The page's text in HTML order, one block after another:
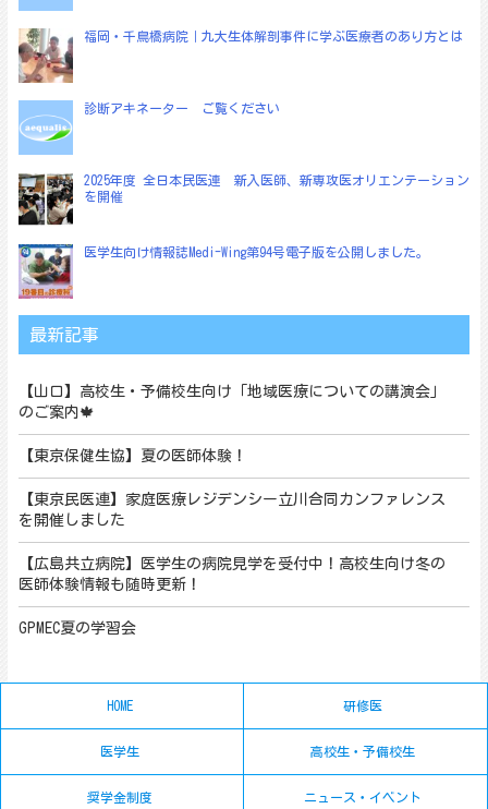
ョ
ン
福岡・千鳥橋病院｜九大生体解剖事件に学ぶ医療者のあり方とは
診断アキネーター ご覧ください
2025年度 全日本民医連 新入医師、新専攻医オリエンテーション
を開催
医学生向け情報誌Medi-Wing第94号電子版を公開しました。
最新記事
【山口】高校生・予備校生向け「地域医療についての講演会」
のご案内🍁
【東京保健生協】夏の医師体験！
【東京民医連】家庭医療レジデンシー立川合同カンファレンス
を開催しました
【広島共立病院】医学生の病院見学を受付中！高校生向け冬の
医師体験情報も随時更新！
GPMEC夏の学習会
HOME 研修医
医学生 高校生・予備校生
奨学金制度 ニュース・イベント